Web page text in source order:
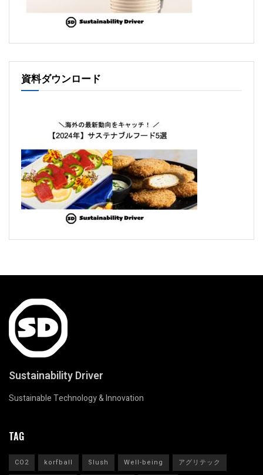
資料ダウンロード
Sustainability Driver
Sustainable Technology & Innovation
TAG
CO2 korfball Slush Well-being
アグリテック